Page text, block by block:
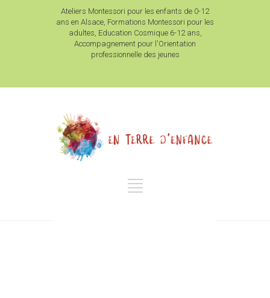
Ateliers Montessori pour les enfants de 0-12
ans en Alsace, Formations Montessori pour les
adultes, Education Cosmique 6-12 ans,
Accompagnement pour l'Orientation
professionnelle des jeunes